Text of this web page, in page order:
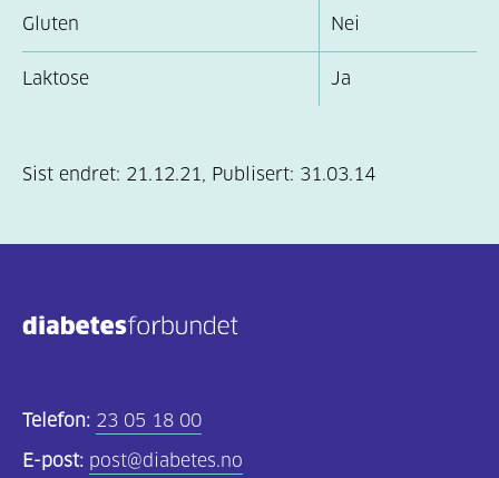
Gluten Nei
Laktose Ja
Sist endret: 21.12.21, Publisert: 31.03.14
Telefon: 23 05 18 00
E-post: post@diabetes.no